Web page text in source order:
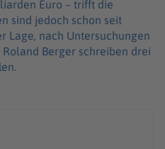
Euro – trifft die
sind jedoch schon seit
Lage, nach Untersuchungen
Berger schreiben drei